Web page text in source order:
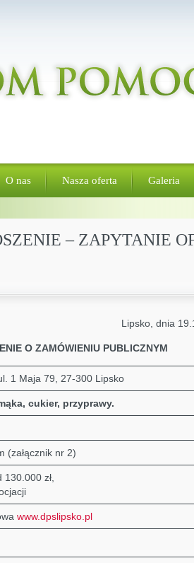
O nas Nasza oferta Galeria
– ZAPYTANIE
Lipsko, dnia
O ZAMÓWIENIU PUBLICZNYM
1 Maja 79, 27-300 Lipsko
cukier, przyprawy.
(załącznik nr 2)
zł,
www.dpslipsko.pl